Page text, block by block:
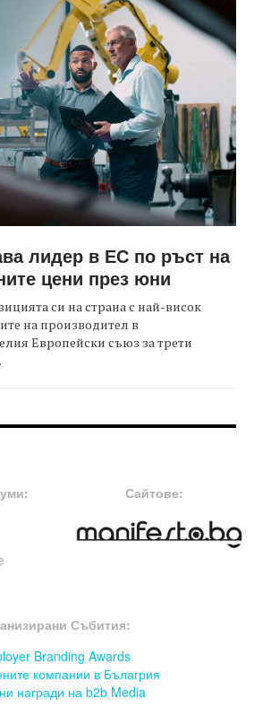
лидер в ЕС по ръст на
цени през юни
си на страна с най-висок
на производител в
Европейски съюз за трети
Сайтове:
Събития:
Branding Awards
компании в Бълагрия
награди на b2b Media